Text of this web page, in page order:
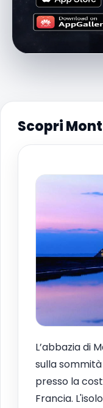
Scopri
L’abbazia di
sulla
presso la
Francia.